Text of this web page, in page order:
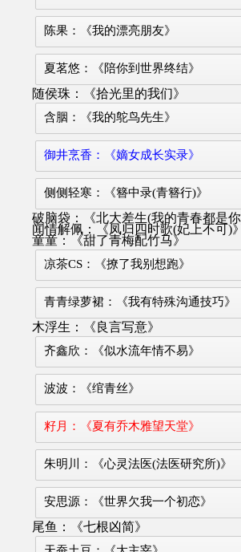
陈果：《我的漂亮朋友》
夏茗悠：《陪你到世界终结》
随侯珠：《拾光里的我们》
含胭：《我的鸵鸟先生》
御井烹香：《嫡女成长实录》
侧侧轻寒：《簪中录(青簪行)》
破脑袋：《北大差生(我的青春都是你)
闻情解佩：《凤归四时歌(妃上不可)
童童：《甜了青梅配竹马》
凉茶CS：《撩了我别想跑》
青青绿萝裙：《我有特殊沟通技巧》
木浮生：《良言写意》
齐鑫欣：《似水流年情不易》
波波：《绾青丝》
籽月：《夏有乔木雅望天堂》
朱明川：《心灵法医(法医研究所)》
安思源：《世界欠我一个初恋》
尾鱼：《七根凶简》